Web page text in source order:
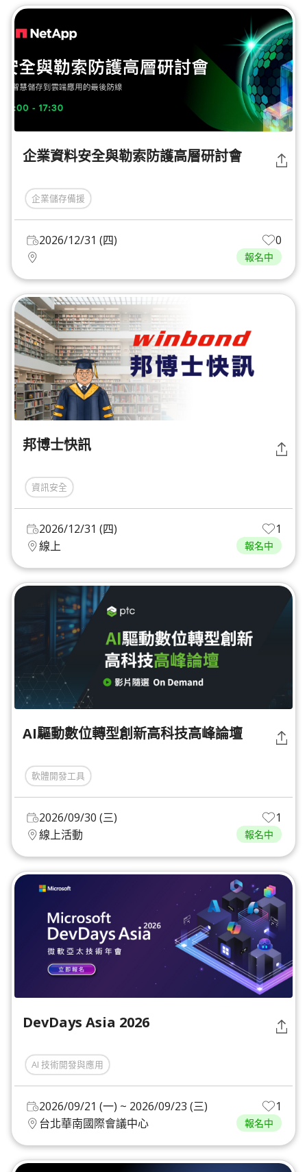
企業資料安全與勒索防護高層研討會
企業儲存備援
2026/12/31 (四) 0
報名中
邦博士快訊
資訊安全
2026/12/31 (四)
1
線上
報名中
AI驅動數位轉型創新高科技高峰論壇
軟體開發工具
2026/09/30 (三)
1
線上活動
報名中
DevDays Asia 2026
AI 技術開發與應用
2026/09/21 (一) ~ 2026/09/23 (三)
1
台北華南國際會議中心
報名中